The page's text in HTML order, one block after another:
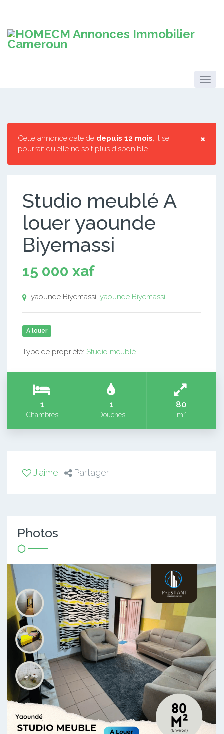
×
Cette annonce date de depuis 12 mois, il se
pourrait qu'elle ne soit plus disponible.
Studio meublé A
louer yaounde
Biyemassi
15 000 xaf
yaounde Biyemassi, yaounde Biyemassi
A louer
Type de propriété: Studio meublé
1
Chambres
1
Douches
80
m²
J'aime Partager
Photos